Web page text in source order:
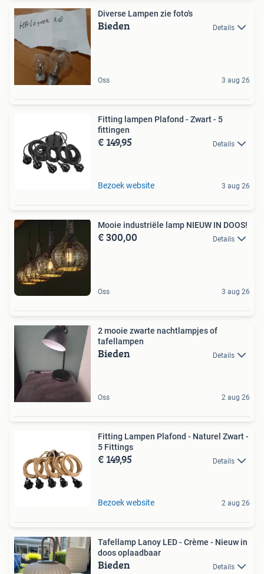
Diverse Lampen zie foto's
Bieden Details
Oss 3 aug 26
Fitting lampen Plafond - Zwart - 5
fittingen
€ 149,95 Details
Bezoek website 3 aug 26
Mooie industriële lamp NIEUW IN DOOS!
€ 300,00 Details
Oss 3 aug 26
2 mooie zwarte nachtlampjes of
tafellampen
Bieden Details
Oss 2 aug 26
Fitting Lampen Plafond - Naturel Zwart -
5 Fittings
€ 149,95 Details
Bezoek website 2 aug 26
Tafellamp Lanoy LED - Crème - Nieuw in
doos oplaadbaar
Bieden Details